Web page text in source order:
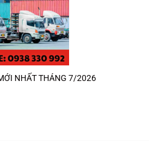
NHẤT THÁNG 7/2026